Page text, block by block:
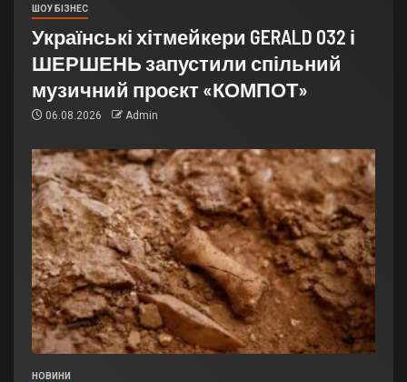
ШОУ БІЗНЕС
Українські хітмейкери GERALD 032 і
ШЕРШЕНЬ запустили спільний
музичний проєкт «КОМПОТ»
06.08.2026 Admin
НОВИНИ